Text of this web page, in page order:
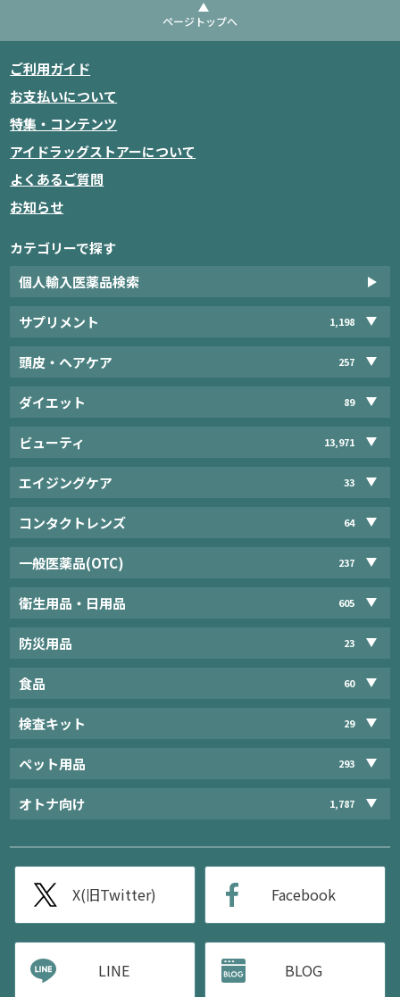
ページトップへ
ご利用ガイド
お支払いについて
特集・コンテンツ
アイドラッグストアーについて
よくあるご質問
お知らせ
カテゴリーで探す
個人輸入医薬品検索
サプリメント 1,198
頭皮・ヘアケア 257
ダイエット 89
ビューティ 13,971
エイジングケア 33
コンタクトレンズ 64
一般医薬品(OTC) 237
衛生用品・日用品 605
防災用品 23
食品 60
検査キット 29
ペット用品 293
オトナ向け 1,787
X(旧Twitter) Facebook
LINE BLOG